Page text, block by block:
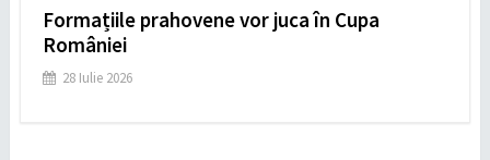
Formațiile prahovene vor juca în Cupa
României
28 Iulie 2026